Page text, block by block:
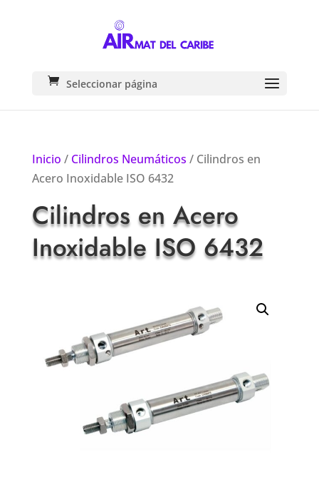
Seleccionar página
Inicio / Cilindros Neumáticos / Cilindros en
Acero Inoxidable ISO 6432
Cilindros en Acero
Inoxidable ISO 6432